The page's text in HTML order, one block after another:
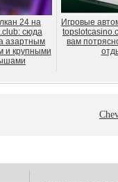
24 на
сюда
азартным
и крупными
Игровые
вам